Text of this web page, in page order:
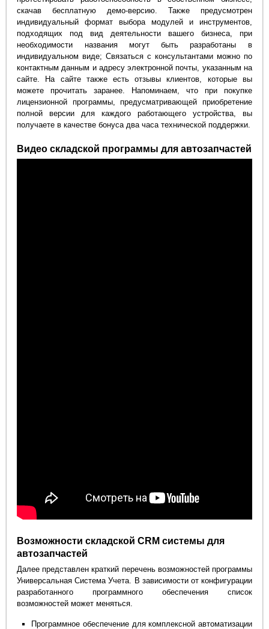
скачав бесплатную демо-версию. Также предусмотрен
индивидуальный формат выбора модулей и инструментов,
подходящих под вид деятельности вашего бизнеса, при
необходимости названия могут быть разработаны в
индивидуальном виде; Связаться с консультантами можно по
контактным данным и адресу электронной почты, указанным на
сайте. На сайте также есть отзывы клиентов, которые вы
можете прочитать заранее. Напоминаем, что при покупке
лицензионной программы, предусматривающей приобретение
полной версии для каждого работающего устройства, вы
получаете в качестве бонуса два часа технической поддержки.
Видео складской программы для автозапчастей
Возможности складской CRM системы для
автозапчастей
Далее представлен краткий перечень возможностей программы
Универсальная Система Учета. В зависимости от конфигурации
разработанного программного обеспечения список
возможностей может меняться.
Программное обеспечение для комплексной автоматизации